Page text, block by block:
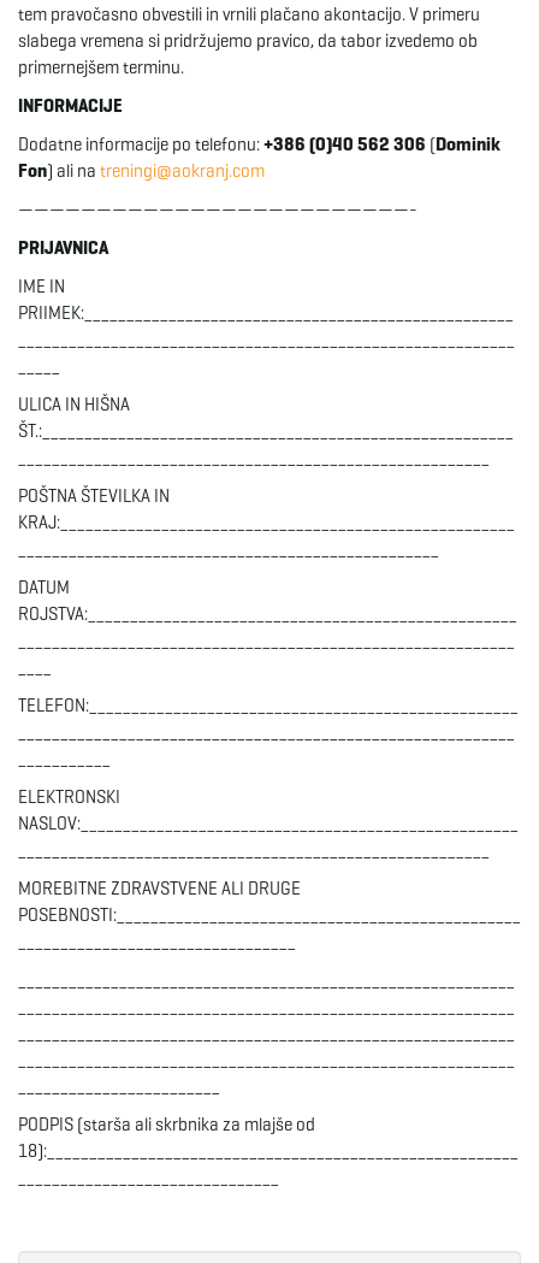
tem pravočasno obvestili in vrnili plačano akontacijo. V primeru
slabega vremena si pridržujemo pravico, da tabor izvedemo ob
primernejšem terminu.
INFORMACIJE
Dodatne informacije po telefonu:+386 (0)40 562 306 (Dominik
Fon) ali na treningi@aokranj.com
—————————————————————————-
PRIJAVNICA
IME IN
PRIIMEK:___________________________________________________
ULICA IN HIŠNA
ŠT.:________________________________________________________
POŠTNA ŠTEVILKA IN
KRAJ:______________________________________________________
DATUM
ROJSTVA:___________________________________________________
TELEFON:___________________________________________________
ELEKTRONSKI
NASLOV:____________________________________________________
MOREBITNE ZDRAVSTVENE ALI DRUGE
POSEBNOSTI:________________________________________________
PODPIS (starša ali skrbnika za mlajše od
18):________________________________________________________